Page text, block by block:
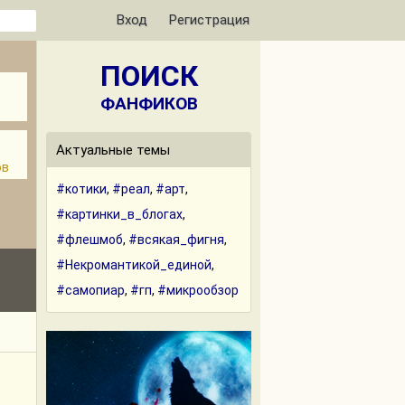
Вход Регистрация
ПОИСК
ФАНФИКОВ
Актуальные темы
#котики, #реал, #арт,
#картинки_в_блогах,
#флешмоб, #всякая_фигня,
#Некромантикой_единой,
#самопиар, #гп, #микрообзор